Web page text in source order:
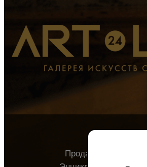
Продавцу